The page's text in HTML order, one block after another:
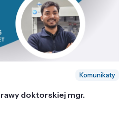
Komunikaty
doktorskiej mgr.